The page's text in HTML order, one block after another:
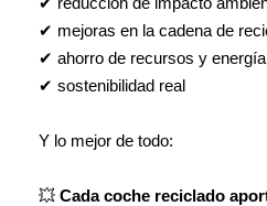
✔ mejoras en la cadena de
✔ ahorro de recursos y energía
✔ sostenibilidad real
Y lo mejor de todo:
💥 Cada coche reciclado